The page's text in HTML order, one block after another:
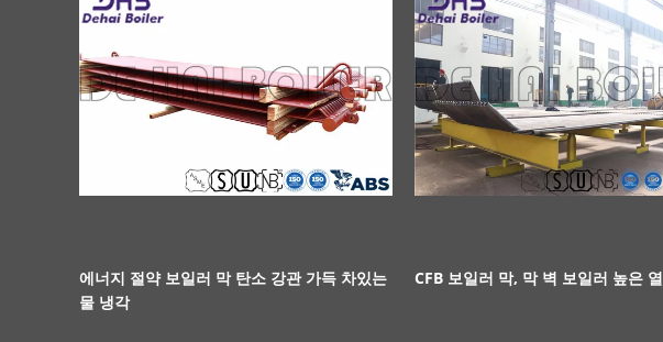
에너지 절약 보일러 막 탄소 강관 가득 차있는
물 냉각
CFB 보일러 막, 막 벽 보일러 높은